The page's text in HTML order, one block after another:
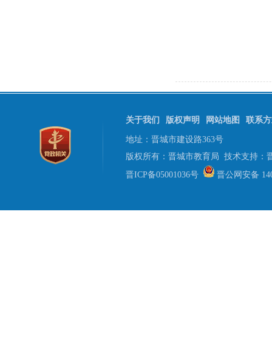
关于我们 版权声明 网站地图 联系
地址：晋城市建设路363号
版权所有：晋城市教育局 技术支持：
晋ICP备05001036号
晋公网安备